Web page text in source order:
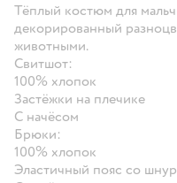
Тёплый костюм для
декорированный
животными.
Свитшот:
100% хлопок
Застёжки на плечике
С начёсом
Брюки:
100% хлопок
Эластичный пояс со